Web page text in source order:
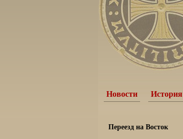
Новости История
Переезд на Восток